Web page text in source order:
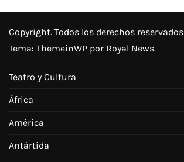
Copyright. Todos los derechos reservados
Tema: ThemeinWP por Royal News.
Teatro y Cultura
África
América
Antártida